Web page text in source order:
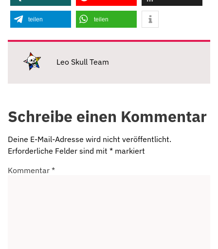
teilen teilen
Leo Skull Team
Schreibe einen Kommentar
Deine E-Mail-Adresse wird nicht veröffentlicht.
Erforderliche Felder sind mit * markiert
Kommentar *